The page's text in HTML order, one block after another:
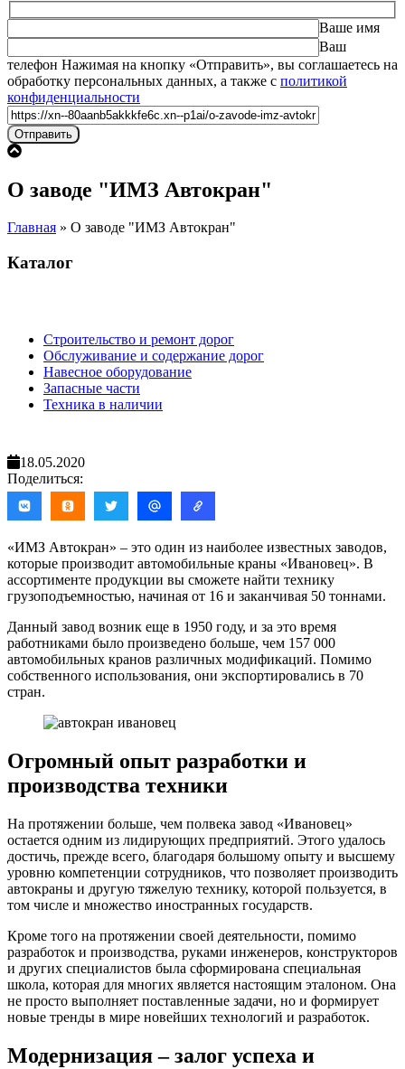
Ваше имя
Ваш
телефон Оставьте это поле пустым.
Нажимая на кнопку «Отправить», вы соглашаетесь на
обработку персональных данных, а также с политикой
конфиденциальности
О заводе "ИМЗ Автокран"
Главная » О заводе "ИМЗ Автокран"
Каталог
Строительство и ремонт дорог
Обслуживание и содержание дорог
Навесное оборудование
Запасные части
Техника в наличии
18.05.2020
Поделиться:
«ИМЗ Автокран» – это один из наиболее известных заводов,
которые производит автомобильные краны «Ивановец». В
ассортименте продукции вы сможете найти технику
грузоподъемностью, начиная от 16 и заканчивая 50 тоннами.
Данный завод возник еще в 1950 году, и за это время
работниками было произведено больше, чем 157 000
автомобильных кранов различных модификаций. Помимо
собственного использования, они экспортировались в 70
стран.
Огромный опыт разработки и
производства техники
На протяжении больше, чем полвека завод «Ивановец»
остается одним из лидирующих предприятий. Этого удалось
достичь, прежде всего, благодаря большому опыту и высшему
уровню компетенции сотрудников, что позволяет производить
автокраны и другую тяжелую технику, которой пользуется, в
том числе и множество иностранных государств.
Кроме того на протяжении своей деятельности, помимо
разработок и производства, руками инженеров, конструкторов
и других специалистов была сформирована специальная
школа, которая для многих является настоящим эталоном. Она
не просто выполняет поставленные задачи, но и формирует
новые тренды в мире новейших технологий и разработок.
Модернизация – залог успеха и